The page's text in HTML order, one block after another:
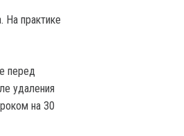
На практике
перед
удаления
на 30